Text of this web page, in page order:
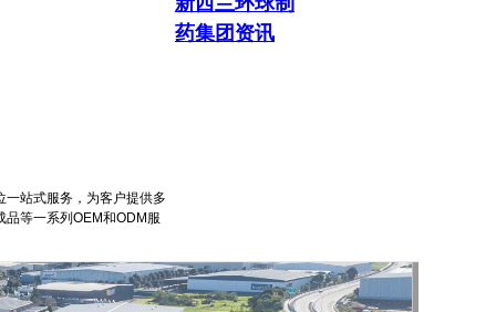
站式服务，为客户提供多
等一系列OEM和ODM服
药集团资讯